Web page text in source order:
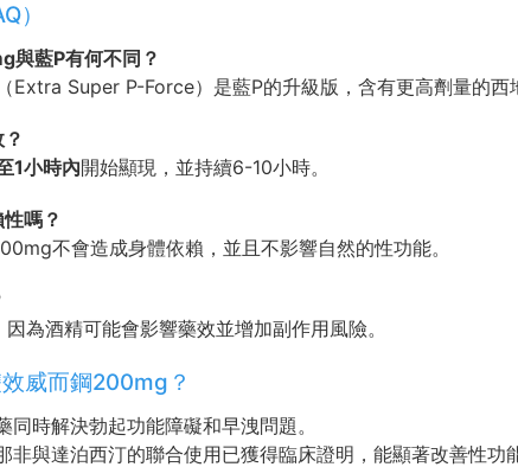
）
與藍P有何不同？
Extra Super P-Force）是藍P的升級版，含有更高劑量的西
1小時內開始顯現，並持續6-10小時。
嗎？
不會造成身體依賴，並且不影響自然的性功能。
為酒精可能會影響藥效並增加副作用風險。
威而鋼200mg？
同時解決勃起功能障礙和早洩問題。
非與達泊西汀的聯合使用已獲得臨床證明，能顯著改善性功能